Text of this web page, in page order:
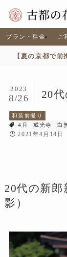
プラン・料金 ご
【夏の京都で
20
2023
8/26
和装前撮り
4月
戒光寺 白
2021年4月14日
20代の新郎
影）